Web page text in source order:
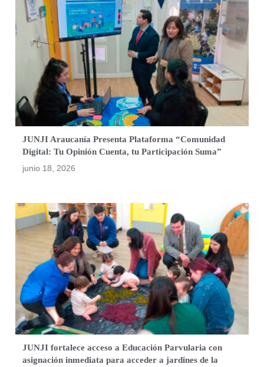
JUNJI Araucanía Presenta Plataforma “Comunidad
Digital: Tu Opinión Cuenta, tu Participación Suma”
junio 18, 2026
JUNJI fortalece acceso a Educación Parvularia con
asignación inmediata para acceder a jardines de la